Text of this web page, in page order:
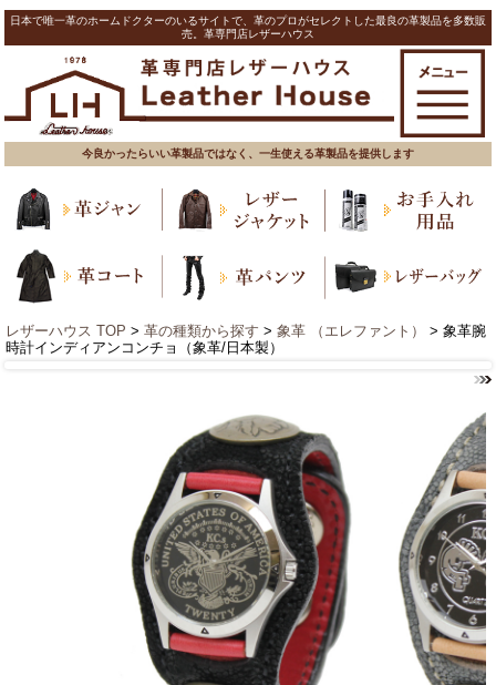
日本で唯一革のホームドクターのいるサイトで、革のプロがセレクトした最良の革製品を多数販
売。革専門店レザーハウス
今良かったらいい革製品ではなく、一生使える革製品を提供します
レザーハウス TOP > 革の種類から探す > 象革 （エレファント）
> 象革腕
時計インディアンコンチョ（象革/日本製）